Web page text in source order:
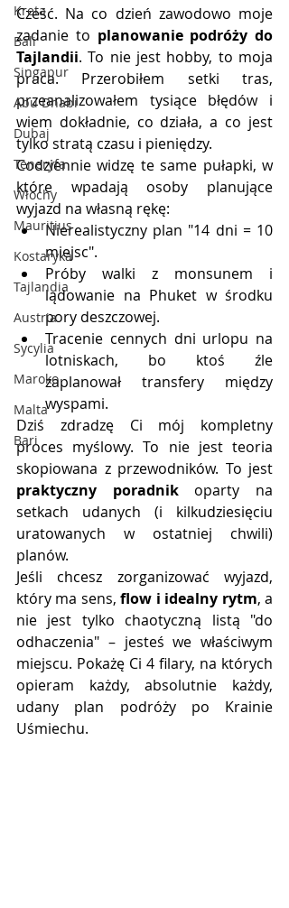
Kreta
Bali
Singapur
Abu Dhabi
Dubaj
Teneryfa
Włochy
Mauritius
Kostaryka
Tajlandia
Austria
Sycylia
Maroko
Malta
Bari
Cześć. Na co dzień zawodowo moje
zadanie to planowanie podróży do
Tajlandii. To nie jest hobby, to moja
praca. Przerobiłem setki tras,
przeanalizowałem tysiące błędów i
wiem dokładnie, co działa, a co jest
tylko stratą czasu i pieniędzy.
Codziennie widzę te same pułapki, w
które wpadają osoby planujące
wyjazd na własną rękę:
Nierealistyczny plan "14 dni = 10
miejsc".
Próby walki z monsunem i
lądowanie na Phuket w środku
pory deszczowej.
Tracenie cennych dni urlopu na
lotniskach, bo ktoś źle
zaplanował transfery między
wyspami.
Dziś zdradzę Ci mój kompletny
proces myślowy. To nie jest teoria
praktyczny poradnik oparty na
setkach udanych (i kilkudziesięciu
uratowanych w ostatniej chwili)
planów.
Jeśli chcesz zorganizować wyjazd,
który ma sens, flow i idealny rytm, a
nie jest tylko chaotyczną listą "do
odhaczenia" – jesteś we właściwym
miejscu. Pokażę Ci 4 filary, na których
opieram każdy, absolutnie każdy,
udany plan podróży po Krainie
Uśmiechu.